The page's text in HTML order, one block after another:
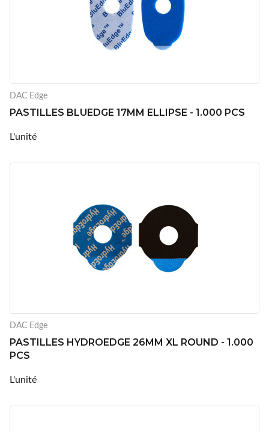
DAC Edge
PASTILLES BLUEDGE 17MM ELLIPSE - 1.000 PCS
L'unité
DAC Edge
PASTILLES HYDROEDGE 26MM XL ROUND - 1.000
PCS
L'unité